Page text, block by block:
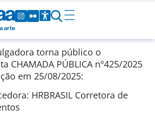
torna público o
CHAMADA PÚBLICA nº425/2025
em 25/08/2025:
HRBRASIL Corretora de